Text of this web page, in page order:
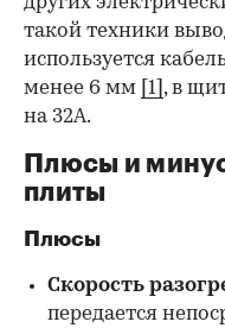
такой техники
используется
менее 6 мм [1] , в
на 32А.
Плюсы и
плиты
Плюсы
Скорость
передается